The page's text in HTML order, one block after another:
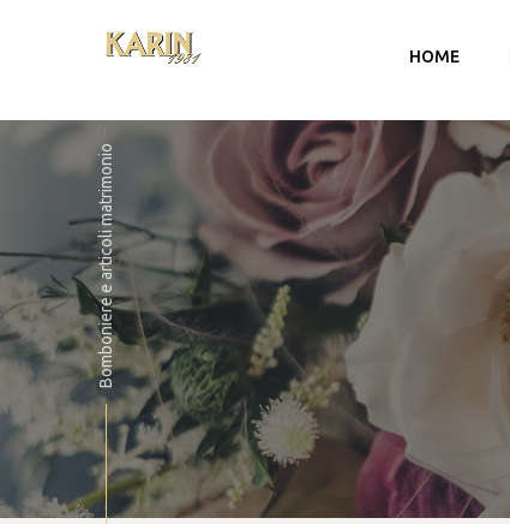
HOME
Account
Carrello
Checkout
Bomboniere e articoli matrimonio